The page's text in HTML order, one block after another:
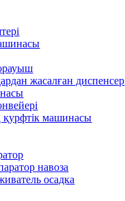
жасалған диспенсер
машинасы
навоза
осадка